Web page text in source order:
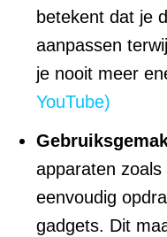
betekent dat je
aanpassen
je nooit meer
YouTube)
apparaten
eenvoudig
gadgets. Dit